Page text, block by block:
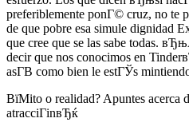
preferiblemente ponГ© cruz, no te
de que pobre esa simule dignidad
que cree que se las sabe todas.
decir que nos conocimos en
asГ­В­ como bien le estГЎs
ВїMito o realidad? Apuntes acerca
atracciГіnвЂќ